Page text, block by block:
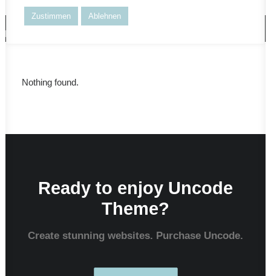
Nothing found.
Nothing found.
Ready to enjoy Uncode
Theme?
Create stunning websites. Purchase Uncode.
Zustimmen Ablehnen